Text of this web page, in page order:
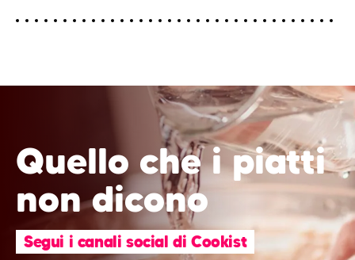
Quello che i piatti
non dicono
Segui i canali social di Cookist